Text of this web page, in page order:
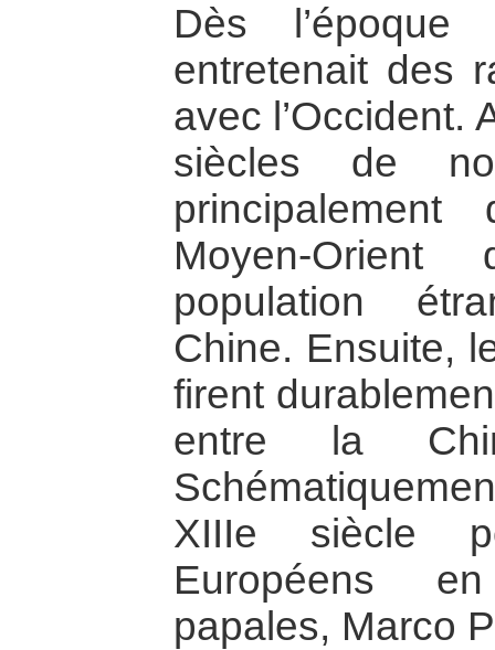
Dès
entretenait des
avec l’Occident.
siècles de
Moyen-
population
Chine. Ensuite,
firent
entre la
XIIIe siècle
Européens
papales, Marco